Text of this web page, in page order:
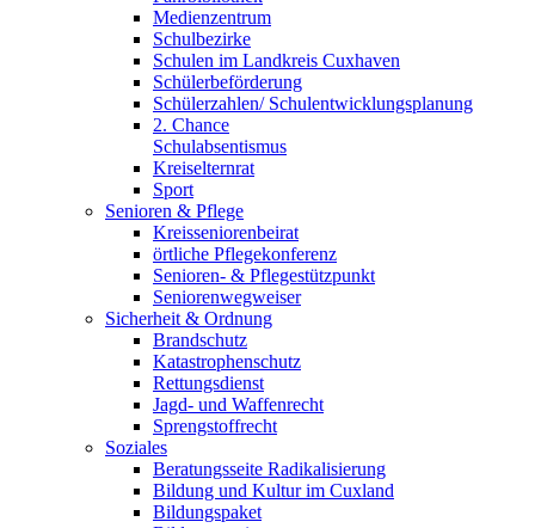
Medienzentrum
Schulbezirke
Schulen im Landkreis Cuxhaven
Schülerbeförderung
Schülerzahlen/ Schulentwicklungsplanung
2. Chance
Schulabsentismus
Kreiselternrat
Sport
Senioren & Pflege
Kreisseniorenbeirat
örtliche Pflegekonferenz
Senioren- & Pflegestützpunkt
Seniorenwegweiser
Sicherheit & Ordnung
Brandschutz
Katastrophenschutz
Rettungsdienst
Jagd- und Waffenrecht
Sprengstoffrecht
Soziales
Beratungsseite Radikalisierung
Bildung und Kultur im Cuxland
Bildungspaket